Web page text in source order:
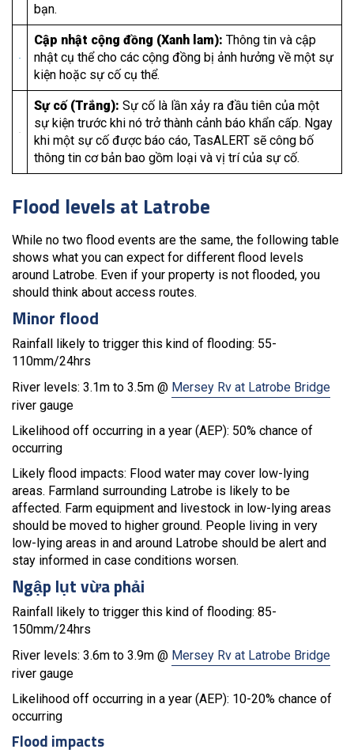
bạn.
Cập nhật cộng đồng (Xanh lam): Thông tin và cập
nhật cụ thể cho các cộng đồng bị ảnh hưởng về một sự
kiện hoặc sự cố cụ thể.
Sự cố (Trắng): Sự cố là lần xảy ra đầu tiên của một
sự kiện trước khi nó trở thành cảnh báo khẩn cấp. Ngay
khi một sự cố được báo cáo, TasALERT sẽ công bố
thông tin cơ bản bao gồm loại và vị trí của sự cố.
Flood levels at Latrobe
While no two flood events are the same, the following table
shows what you can expect for different flood levels
around Latrobe. Even if your property is not flooded, you
should think about access routes.
Minor flood
Rainfall likely to trigger this kind of flooding: 55-
110mm/24hrs
River levels: 3.1m to 3.5m @ Mersey Rv at Latrobe Bridge
river gauge
Likelihood off occurring in a year (AEP): 50% chance of
occurring
Likely flood impacts: Flood water may cover low-lying
areas. Farmland surrounding Latrobe is likely to be
affected. Farm equipment and livestock in low-lying areas
should be moved to higher ground. People living in very
low-lying areas in and around Latrobe should be alert and
stay informed in case conditions worsen.
Ngập lụt vừa phải
Rainfall likely to trigger this kind of flooding: 85-
150mm/24hrs
River levels: 3.6m to 3.9m @ Mersey Rv at Latrobe Bridge
river gauge
Likelihood off occurring in a year (AEP): 10-20% chance of
occurring
Flood impacts